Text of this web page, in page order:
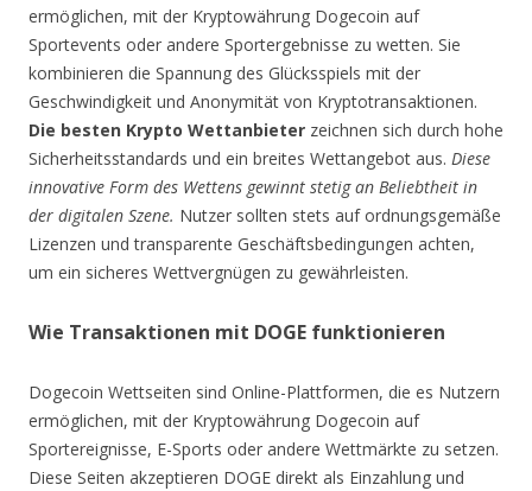
ermöglichen, mit der Kryptowährung Dogecoin auf
Sportevents oder andere Sportergebnisse zu wetten. Sie
kombinieren die Spannung des Glücksspiels mit der
Geschwindigkeit und Anonymität von Kryptotransaktionen.
Die besten Krypto Wettanbieter zeichnen sich durch hohe
Sicherheitsstandards und ein breites Wettangebot aus. Diese
innovative Form des Wettens gewinnt stetig an Beliebtheit in
der digitalen Szene. Nutzer sollten stets auf ordnungsgemäße
Lizenzen und transparente Geschäftsbedingungen achten,
um ein sicheres Wettvergnügen zu gewährleisten.
Wie Transaktionen mit DOGE funktionieren
Dogecoin Wettseiten sind Online-Plattformen, die es Nutzern
ermöglichen, mit der Kryptowährung Dogecoin auf
Sportereignisse, E-Sports oder andere Wettmärkte zu setzen.
Diese Seiten akzeptieren DOGE direkt als Einzahlung und